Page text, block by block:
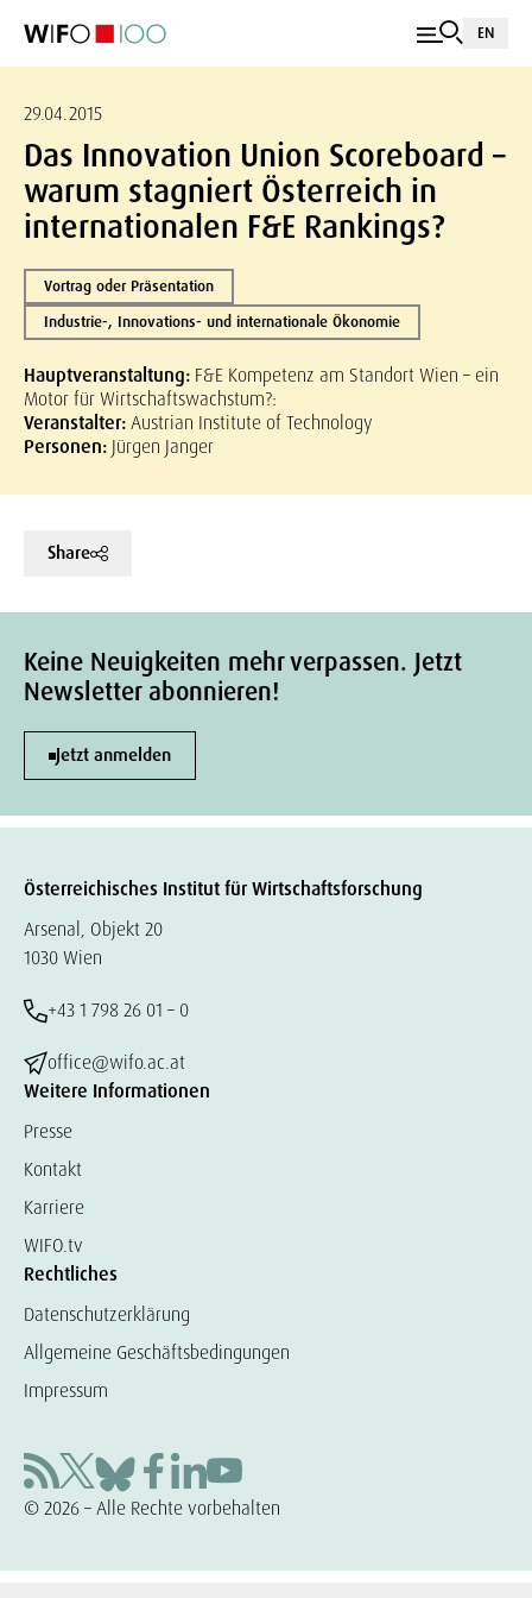
EN
29.04.2015
Das Innovation Union Scoreboard –
warum stagniert Österreich in
internationalen F&E Rankings?
Vortrag oder Präsentation
Industrie-, Innovations- und internationale Ökonomie
Hauptveranstaltung: F&E Kompetenz am Standort Wien – ein
Motor für Wirtschaftswachstum?:
Veranstalter:Austrian Institute of Technology
Personen: Jürgen Janger
Share
Keine Neuigkeiten mehr verpassen. Jetzt
Newsletter abonnieren!
Jetzt anmelden
Österreichisches Institut für Wirtschaftsforschung
Arsenal, Objekt 20
1030 Wien
+43 1 798 26 01 – 0
office@wifo.ac.at
Weitere Informationen
Presse
Kontakt
Karriere
WIFO.tv
Rechtliches
Datenschutzerklärung
Allgemeine Geschäftsbedingungen
Impressum
© 2026 – Alle Rechte vorbehalten